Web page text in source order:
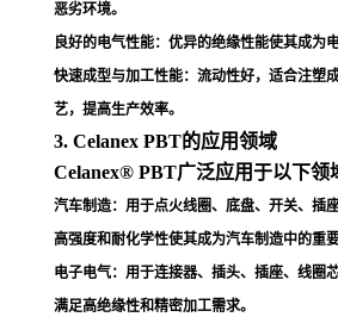
恶劣环境。
良好的电气性能：优异的绝缘性能使其成为
快速成型与加工性能：流动性好，适合注塑
艺，提高生产效率。
3. Celanex PBT的应用领域
Celanex® PBT广泛应用于以下领
汽车制造：用于点火线圈、底盘、开关、插
高强度和耐化学性使其成为汽车制造中的重
电子电气：用于连接器、插头、插座、线圈
满足高绝缘性和精密加工需求。